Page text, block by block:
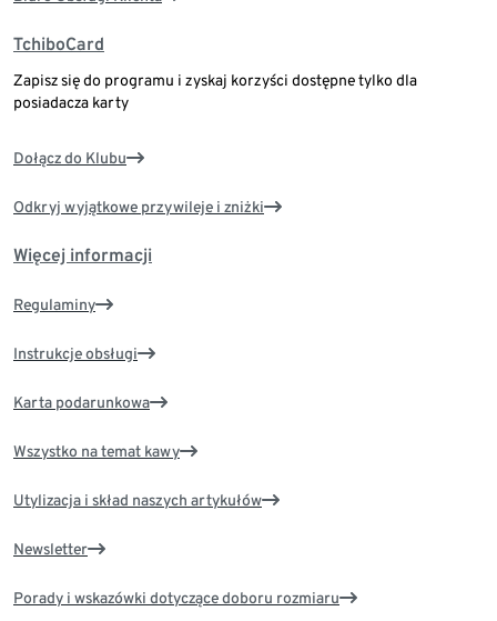
TchiboCard
Zapisz się do programu i zyskaj korzyści dostępne tylko dla
posiadacza karty
Dołącz do Klubu
Odkryj wyjątkowe przywileje i zniżki
Więcej informacji
Regulaminy
Instrukcje obsługi
Karta podarunkowa
Wszystko na temat kawy
Utylizacja i skład naszych artykułów
Newsletter
Porady i wskazówki dotyczące doboru rozmiaru